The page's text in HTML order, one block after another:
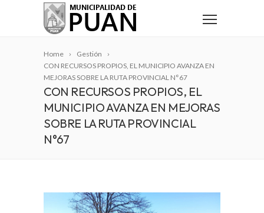
Home
Gestión
CON RECURSOS PROPIOS, EL MUNICIPIO AVANZA EN
MEJORAS SOBRE LA RUTA PROVINCIAL N°67
CON RECURSOS PROPIOS, EL
MUNICIPIO AVANZA EN MEJORAS
SOBRE LA RUTA PROVINCIAL
N°67